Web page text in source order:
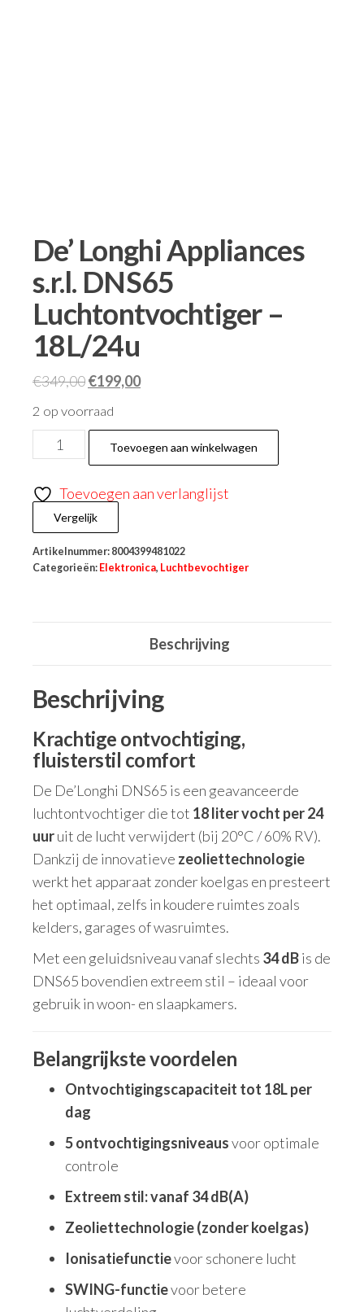
De’ Longhi Appliances
s.r.l. DNS65
Luchtontvochtiger –
18L/24u
€349,00€199,00
2 op voorraad
Toevoegen aan winkelwagen
Toevoegen aan verlanglijst
Vergelijk
Artikelnummer: 8004399481022
Categorieën: Elektronica, Luchtbevochtiger
Beschrijving
Beschrijving
Krachtige ontvochtiging,
fluisterstil comfort
De De’Longhi DNS65 is een geavanceerde
luchtontvochtiger die tot 18 liter vocht per 24
uuruit de lucht verwijdert (bij 20°C / 60% RV).
Dankzij de innovatieve zeoliettechnologie
werkt het apparaat zonder koelgas en presteert
het optimaal, zelfs in koudere ruimtes zoals
kelders, garages of wasruimtes.
Met een geluidsniveau vanaf slechts 34 dBis de
DNS65 bovendien extreem stil – ideaal voor
gebruik in woon- en slaapkamers.
Belangrijkste voordelen
Ontvochtigingscapaciteit tot 18L per
dag
5 ontvochtigingsniveausvoor optimale
controle
Extreem stil: vanaf 34 dB(A)
Zeoliettechnologie (zonder koelgas)
Ionisatiefunctievoor schonere lucht
SWING-functievoor betere